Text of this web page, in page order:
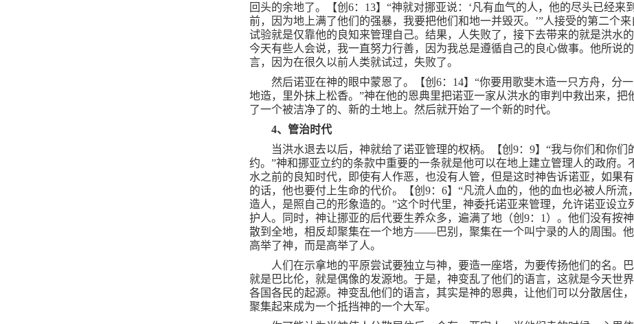
回头的余地了。【创 6： 13】“神就对挪亚说：‘凡有血气的人，他的尽头已经来
前，因为地上满了他们的强暴，我要把他们和地一并毁灭。’”人接受的第二个来
试验就是仅靠他的良知来管理自己。结果，人失败了，接下去带来的就是洪水的
今天有些人会说，我一直努力行善，因为我总是遵循自己的良心做事。他所说
言，因为在很久以前人类就试过，失败了。
然后诺亚在神的眼中蒙恩了。【创 6： 14】“你要用歌斐木造一只方舟，分
地造，里外抹上松香。”神在他的恩典里把诺亚一家从洪水的审判中救出来，把
了一个被洁净了的、新的土地上。然后就开始了一个新的时代。
4、管治时代
当洪水退去以后，神就给了诺亚管理的权柄。【创 9： 9】“我与你们和你们
约。”神和挪亚立约的条款中重要的一条就是他可以在地上建立管理人的政府。
水之前的良知时代，即使有人作恶，也没有人管，但是这时神告诉诺亚，如果
的话，他也要付上生命的代价。【创 9： 6】“凡流人血的，他的血也必被人所流
造人，是照自己的形象造的。”这个时代里，神委托诺亚来管理，允许诺亚设立
护人。同时，神让挪亚的后代要生养众多，遍满了地（创 9： 1 ）。他们没有按
散到全地，相反却聚集在一个地方——巴别，聚集在一个叫宁录的人的周围。
高举了神，而是高举了人。
人们在示拿地的平原尝试要独立与神，要造一座塔，为要传扬他们的名。
就是巴比伦，就是偶像的发源地。于是，神变乱了他们的语言，这就是今天世
各国各民的起源。神变乱他们的语言，其实是神的恩典，让他们可以分散居住
聚集起来成为一个抵挡神的一个大军。